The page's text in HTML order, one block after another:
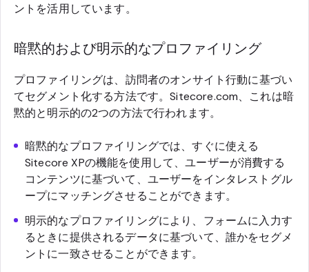
ントを活用しています。
暗黙的および明示的なプロファイリング
プロファイリングは、訪問者のオンサイト行動に基づい
てセグメント化する方法です。Sitecore.com、これは暗
黙的と明示的の2つの方法で行われます。
暗黙的なプロファイリングでは、すぐに使える
Sitecore XPの機能を使用して、ユーザーが消費する
コンテンツに基づいて、ユーザーをインタレストグル
ープにマッチングさせることができます。
明示的なプロファイリングにより、フォームに入力す
るときに提供されるデータに基づいて、誰かをセグメ
ントに一致させることができます。